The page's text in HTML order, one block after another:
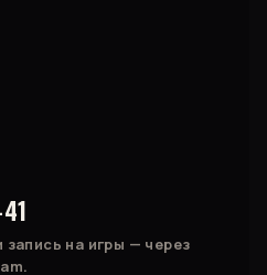
на игры — через